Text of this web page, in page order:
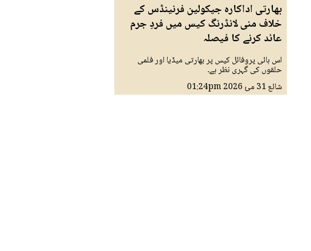
بھارتی اداکارہ جیکولین فرنینڈس کے
خلاف منی لانڈرنگ کیس میں فردِ جرم
عائد کرنے کا فیصلہ
اس ہائی پروفائل کیس پر بھارتی میڈیا اور فلمی
حلقوں کی گہری نظر ہے۔
شائع31 مئ 2026 01:24pm